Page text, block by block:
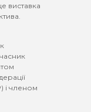
виставка
і членом